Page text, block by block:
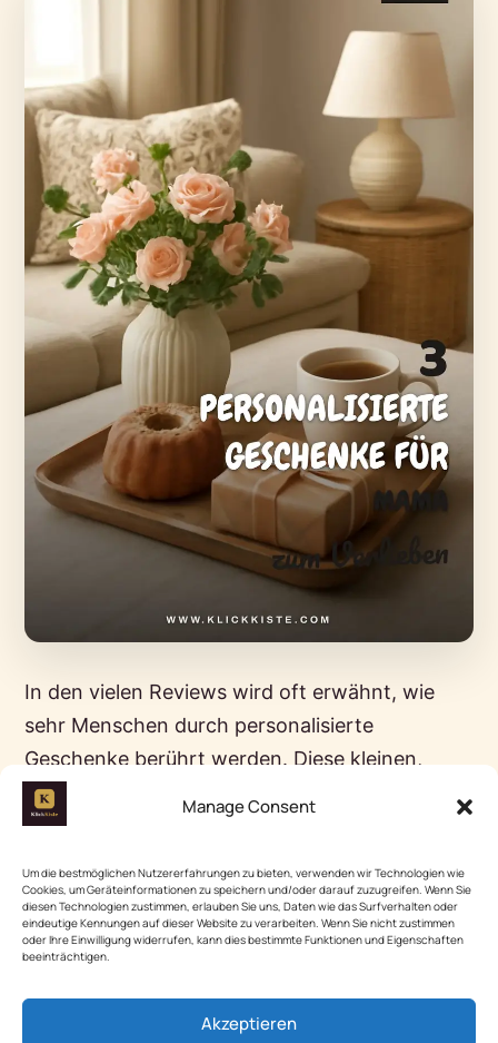
Manage Consent
Um die bestmöglichen Nutzererfahrungen zu bieten, verwenden wir Technologien wie
Cookies, um Geräteinformationen zu speichern und/oder darauf zuzugreifen. Wenn Sie
diesen Technologien zustimmen, erlauben Sie uns, Daten wie das Surfverhalten oder
eindeutige Kennungen auf dieser Website zu verarbeiten. Wenn Sie nicht zustimmen
oder Ihre Einwilligung widerrufen, kann dies bestimmte Funktionen und Eigenschaften
beeinträchtigen.
Akzeptieren
In den vielen Reviews wird oft erwähnt, wie
sehr Menschen durch personalisierte
Geschenke berührt werden. Diese kleinen,
individuellen Aufmerksamkeiten bleiben im
Gedächtnis und erzählen Geschichten, die oft
07| Graviertes Schneidebrett
graviertes Schneidebrett als persönliches